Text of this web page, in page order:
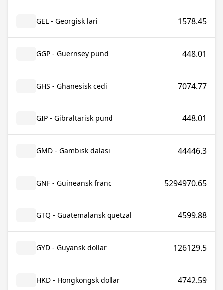
GEL - Georgisk lari 1578.45
GGP - Guernsey pund 448.01
GHS - Ghanesisk cedi 7074.77
GIP - Gibraltarisk pund 448.01
GMD - Gambisk dalasi 44446.3
GNF - Guineansk franc 5294970.65
GTQ - Guatemalansk quetzal 4599.88
GYD - Guyansk dollar 126129.5
HKD - Hongkongsk dollar 4742.59